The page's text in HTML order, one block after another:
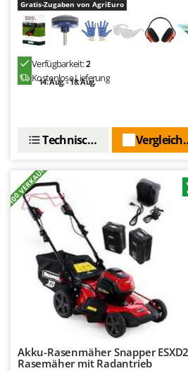
Gratis-Zugaben von AgriEuro
Verfügbarkeit:2
Kostenlose Lieferung
14. Aug. - 18. Aug.
Technische Daten
+100 VERKAUFT
Akku-Rasenmäher Snapper
Rasemäher mit Radantrieb